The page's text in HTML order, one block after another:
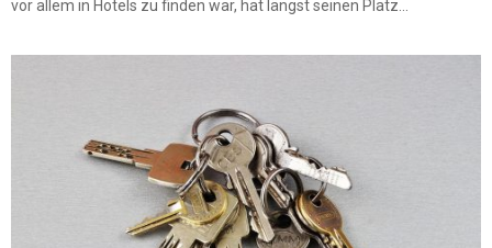
vor allem in Hotels zu finden war, hat längst seinen Platz...